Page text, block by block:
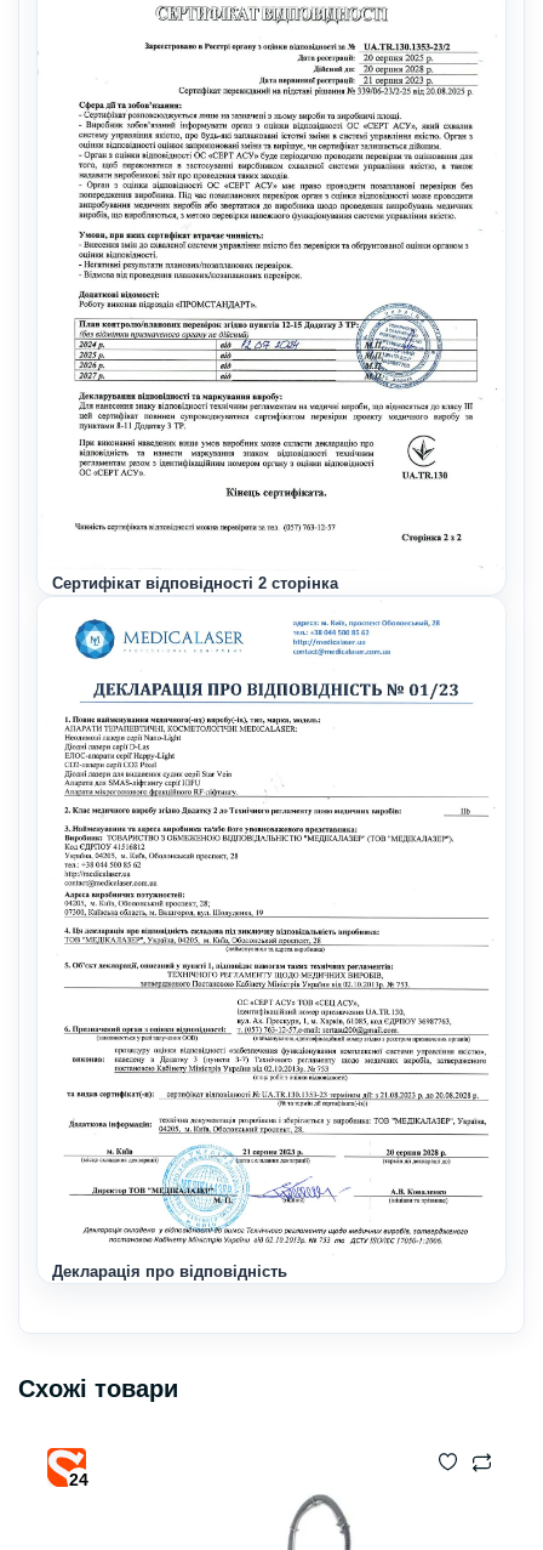
Сертифікат відповідності 2 сторінка
Декларація про відповідність
Схожі товари
24